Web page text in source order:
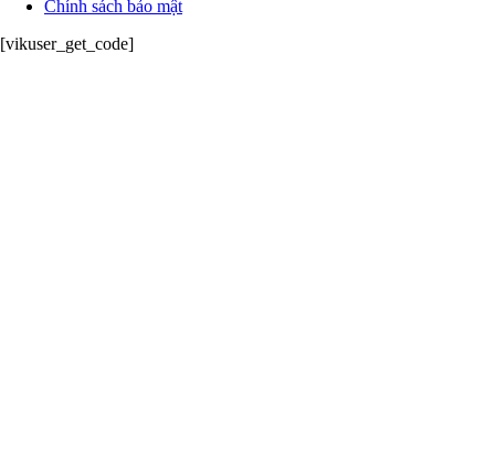
Chính sách bảo mật
[vikuser_get_code]